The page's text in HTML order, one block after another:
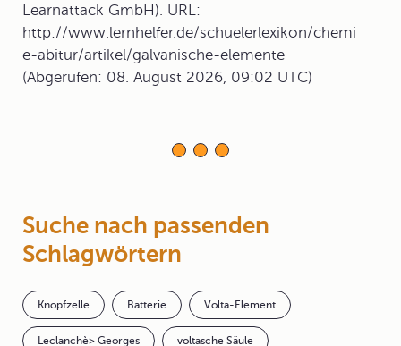
Learnattack GmbH). URL:
http://www.lernhelfer.de/schuelerlexikon/chemi
e-abitur/artikel/galvanische-elemente
(Abgerufen: 08. August 2026, 09:02 UTC)
Suche nach passenden
Schlagwörtern
Knopfzelle Batterie Volta-Element
Leclanchè> Georges voltasche Säule